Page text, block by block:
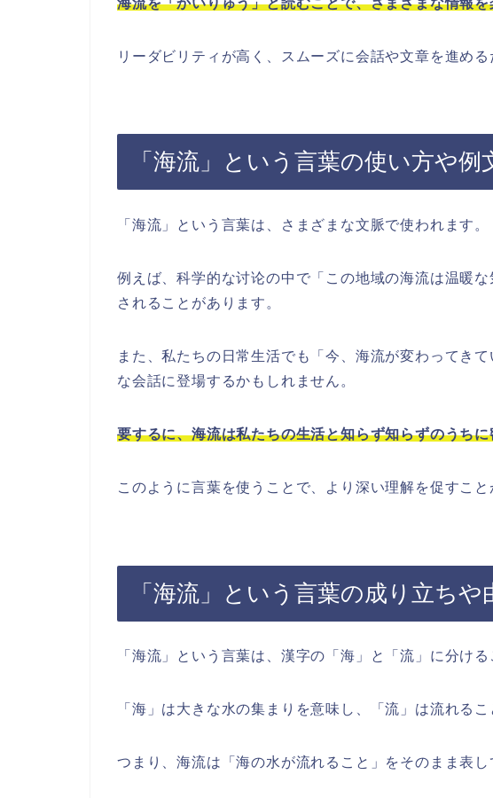
リーダビリティが高く、スムーズに会話や文章を進める
「海流」という言葉の使い方や例
「海流」という言葉は、さまざまな文脈で使われます。
例えば、科学的な讨论の中で「この地域の海流は温暖
されることがあります。
また、私たちの日常生活でも「今、海流が変わってき
な会話に登場するかもしれません。
要するに、海流は私たちの生活と知らず知らずのうち
このように言葉を使うことで、より深い理解を促すこと
「海流」という言葉の成り立ち
「海流」という言葉は、漢字の「海」と「流」に分ける
「海」は大きな水の集まりを意味し、「流」は流れるこ
つまり、海流は「海の水が流れること」をそのまま表し